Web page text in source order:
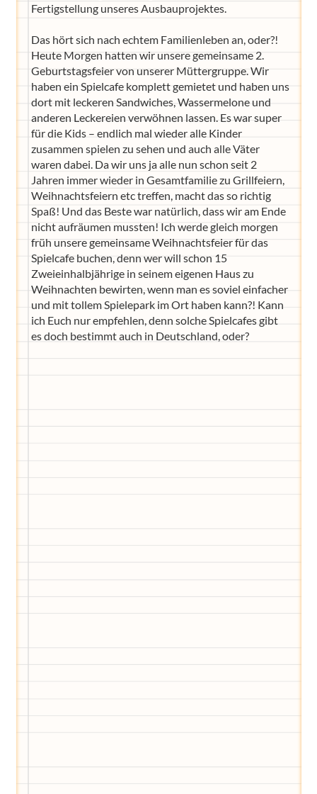
Fertigstellung unseres Ausbauprojektes.
Das hört sich nach echtem Familienleben an, oder?!
Heute Morgen hatten wir unsere gemeinsame 2.
Geburtstagsfeier von unserer Müttergruppe. Wir
haben ein Spielcafe komplett gemietet und haben uns
dort mit leckeren Sandwiches, Wassermelone und
anderen Leckereien verwöhnen lassen. Es war super
für die Kids – endlich mal wieder alle Kinder
zusammen spielen zu sehen und auch alle Väter
waren dabei. Da wir uns ja alle nun schon seit 2
Jahren immer wieder in Gesamtfamilie zu Grillfeiern,
Weihnachtsfeiern etc treffen, macht das so richtig
Spaß! Und das Beste war natürlich, dass wir am Ende
nicht aufräumen mussten! Ich werde gleich morgen
früh unsere gemeinsame Weihnachtsfeier für das
Spielcafe buchen, denn wer will schon 15
Zweieinhalbjährige in seinem eigenen Haus zu
Weihnachten bewirten, wenn man es soviel einfacher
und mit tollem Spielepark im Ort haben kann?! Kann
ich Euch nur empfehlen, denn solche Spielcafes gibt
es doch bestimmt auch in Deutschland, oder?